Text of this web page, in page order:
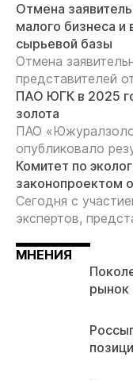
Отмена
малого бизнеса и
сырьевой базы
Отмена
представителей
ПАО ЮГК в 2025
золота
ПАО
опубликовало
Комитет по
законопроектом
Сегодня с
экспертов,
МНЕНИЯ
рынок